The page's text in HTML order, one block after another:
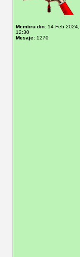
Membru din: 14 Feb 2024,
12:30
Mesaje: 1270